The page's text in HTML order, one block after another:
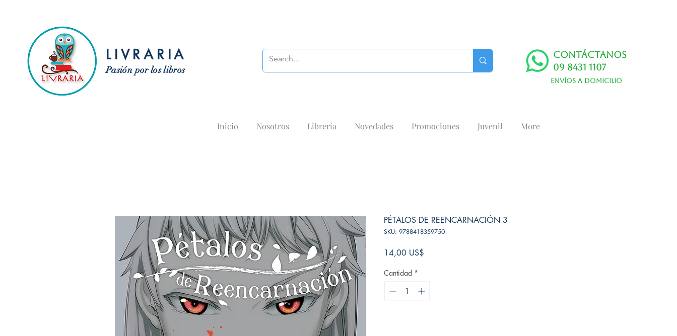
LIVRARIA
Pasión por los libros
Contáctanos
09 8431 1107
Envíos a domicilio
Inicio Nosotros Librería Novedades Promociones Juvenil More
PÉTALOS DE REENCARNACIÓN 3
SKU: 9788418359750
14,00 US$
Cantidad *